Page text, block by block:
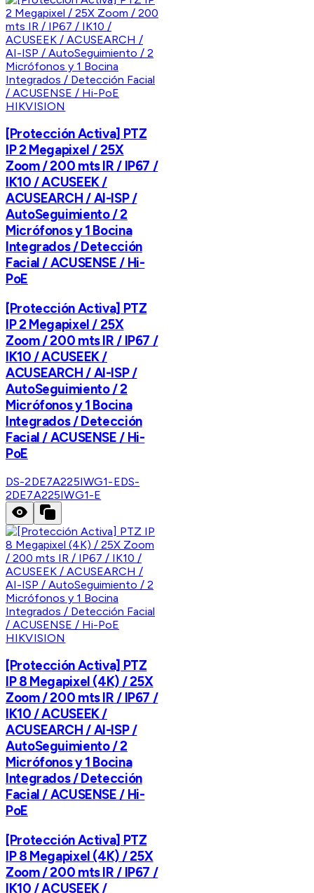
HIKVISION
[Protección Activa] PTZ
IP 2 Megapixel / 25X
Zoom / 200 mts IR / IP67 /
IK10 / ACUSEEK /
ACUSEARCH / AI-ISP /
AutoSeguimiento / 2
Micrófonos y 1 Bocina
Integrados / Detección
Facial / ACUSENSE / Hi-
PoE
[Protección Activa] PTZ
IP 2 Megapixel / 25X
Zoom / 200 mts IR / IP67 /
IK10 / ACUSEEK /
ACUSEARCH / AI-ISP /
AutoSeguimiento / 2
Micrófonos y 1 Bocina
Integrados / Detección
Facial / ACUSENSE / Hi-
PoE
DS-2DE7A225IWG1-EDS-
2DE7A225IWG1-E
HIKVISION
[Protección Activa] PTZ
IP 8 Megapixel (4K) / 25X
Zoom / 200 mts IR / IP67 /
IK10 / ACUSEEK /
ACUSEARCH / AI-ISP /
AutoSeguimiento / 2
Micrófonos y 1 Bocina
Integrados / Detección
Facial / ACUSENSE / Hi-
PoE
[Protección Activa] PTZ
IP 8 Megapixel (4K) / 25X
Zoom / 200 mts IR / IP67 /
IK10 / ACUSEEK /